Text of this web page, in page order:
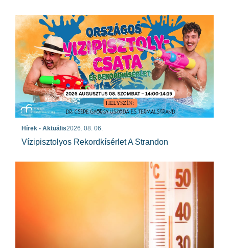
Hírek - Aktuális2026. 08. 06.
Vízipisztolyos Rekordkísérlet A Strandon